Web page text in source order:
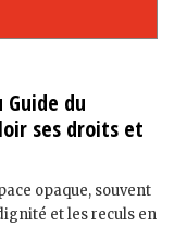
du
ses droits et
opaque, souvent
et les reculs en